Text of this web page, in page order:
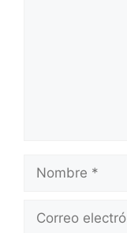
Nombre
Correo